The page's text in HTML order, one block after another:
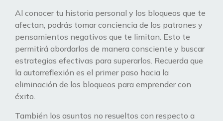
Al conocer tu historia personal y los bloqueos que te
afectan, podrás tomar conciencia de los patrones y
pensamientos negativos que te limitan. Esto te
permitirá abordarlos de manera consciente y buscar
estrategias efectivas para superarlos. Recuerda que
la autorreflexión es el primer paso hacia la
eliminación de los bloqueos para emprender con
éxito.
También los asuntos no resueltos con respecto a